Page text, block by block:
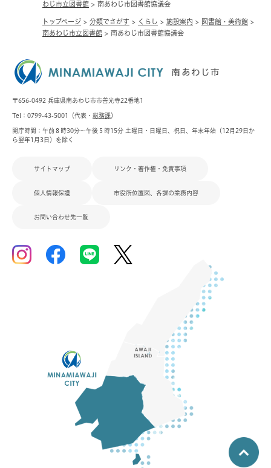
わじ市立図書館 > 南あわじ市図書館協議会
トップページ > 分類でさがす > くらし > 施設案内 > 図書館・美術館 >
南あわじ市立図書館 > 南あわじ市図書館協議会
〒656-0492 兵庫県南あわじ市市善光寺22番地1
Tel：0799-43-5001（代表・ 総務課）
開庁時間：午前８時30分～午後５時15分 土曜日・日曜日、祝日、年末年始（12月29日か
ら翌年1月3日）を除く
サイトマップ リンク・著作権・免責事項
個人情報保護 市役所位置図、各課の業務内容
お問い合わせ先一覧